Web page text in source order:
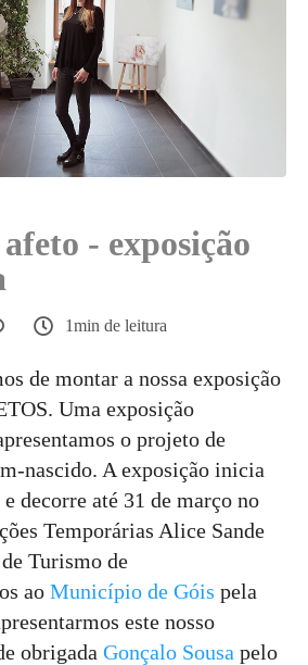
- exposição
1min de leitura
de montar a nossa exposição
Uma exposição
o projeto de
nascido. A exposição inicia
decorre até 31 de março no
Temporárias Alice Sande
Turismo de
ao Município de Góis pela
este nosso
obrigada Gonçalo Sousa pelo